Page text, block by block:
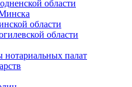
области
области
области
палат